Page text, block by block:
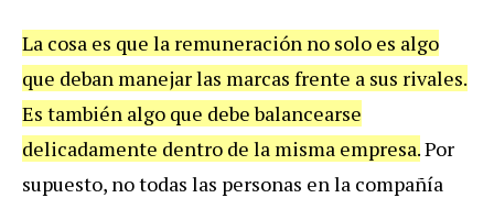
La cosa es que la remuneración no solo es algo
que deban manejar las marcas frente a sus rivales.
Es también algo que debe balancearse
delicadamente dentro de la misma empresa.Por
supuesto, no todas las personas en la compañía